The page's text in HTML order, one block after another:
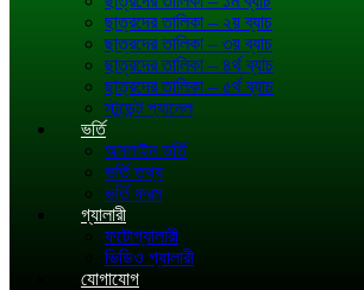
ছাত্রদের তালিকা – ২য় ব্যাচ
ছাত্রদের তালিকা – ৩য় ব্যাচ
ছাত্রদের তালিকা – ৪র্থ ব্যাচ
ছাত্রদের তালিকা – ৫র্থ ব্যাচ
স্টুডেন্ট প্যানেল
ভর্তি
অনলাইন ভর্তি
ভর্তি তথ্য
ভর্তি ফরম
গ্যালারী
ফটোগ্যালারী
ভিডিও গ্যালারী
যোগাযোগ